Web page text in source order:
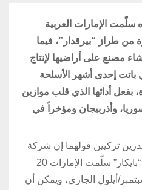
الإمارات العربية
من طراز “بيرقدار”، فيما
مصنع على أراضيها لإنتاج
باتت إحدى أشهر الأسلحة
بفعل أدائها الذي قلب موازين
وأذربيجان ومؤخراً في
تركيين قولهما إن شركة
التكنولوجيا الدفاعية التركية “بايكار” سلّمت الإمارات 20
أيلول الجاري، ويمكن أن